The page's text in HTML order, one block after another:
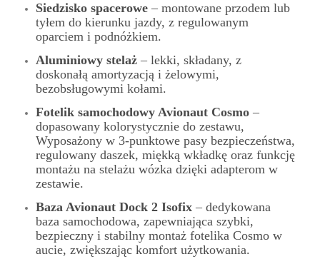
Siedzisko spacerowe – montowane przodem lub
tyłem do kierunku jazdy, z regulowanym
oparciem i podnóżkiem.
Aluminiowy stelaż – lekki, składany, z
doskonałą amortyzacją i żelowymi,
bezobsługowymi kołami.
Fotelik samochodowy Avionaut Cosmo –
dopasowany kolorystycznie do zestawu,
Wyposażony w 3-punktowe pasy bezpieczeństwa,
regulowany daszek, miękką wkładkę oraz funkcję
montażu na stelażu wózka dzięki adapterom w
zestawie.
Baza Avionaut Dock 2 Isofix – dedykowana
baza samochodowa, zapewniająca szybki,
bezpieczny i stabilny montaż fotelika Cosmo w
aucie, zwiększając komfort użytkowania.